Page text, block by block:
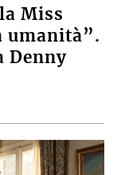
Miss
umanità”.
Denny